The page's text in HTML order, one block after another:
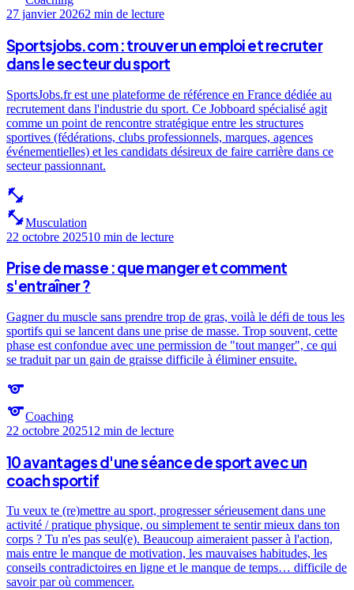
27 janvier 20262 min de lecture
Sportsjobs.com : trouver un emploi et recruter
dans le secteur du sport
SportsJobs.fr est une plateforme de référence en France dédiée au
recrutement dans l'industrie du sport. Ce Jobboard spécialisé agit
comme un point de rencontre stratégique entre les structures
sportives (fédérations, clubs professionnels, marques, agences
événementielles) et les candidats désireux de faire carrière dans ce
secteur passionnant.
fitness_center
fitness_centerMusculation
22 octobre 202510 min de lecture
Prise de masse : que manger et comment
s'entraîner ?
Gagner du muscle sans prendre trop de gras, voilà le défi de tous les
sportifs qui se lancent dans une prise de masse. Trop souvent, cette
phase est confondue avec une permission de "tout manger", ce qui
se traduit par un gain de graisse difficile à éliminer ensuite.
sports
sportsCoaching
22 octobre 202512 min de lecture
10 avantages d'une séance de sport avec un
coach sportif
Tu veux te (re)mettre au sport, progresser sérieusement dans une
activité / pratique physique, ou simplement te sentir mieux dans ton
corps ? Tu n'es pas seul(e). Beaucoup aimeraient passer à l'action,
mais entre le manque de motivation, les mauvaises habitudes, les
conseils contradictoires en ligne et le manque de temps… difficile de
savoir par où commencer.